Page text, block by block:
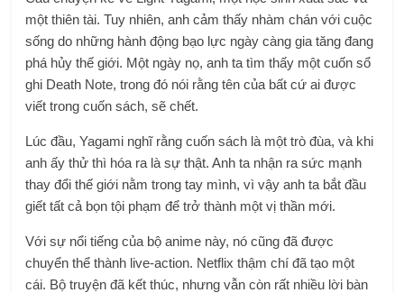
một thiên tài. Tuy nhiên, anh cảm thấy nhàm chán với cuộc
sống do những hành động bạo lực ngày càng gia tăng đang
phá hủy thế giới. Một ngày nọ, anh ta tìm thấy một cuốn sổ
ghi Death Note, trong đó nói rằng tên của bất cứ ai được
viết trong cuốn sách, sẽ chết.
Lúc đầu, Yagami nghĩ rằng cuốn sách là một trò đùa, và khi
anh ấy thử thì hóa ra là sự thật. Anh ta nhận ra sức mạnh
thay đổi thế giới nằm trong tay mình, vì vậy anh ta bắt đầu
giết tất cả bọn tội phạm để trở thành một vị thần mới.
Với sự nổi tiếng của bộ anime này, nó cũng đã được
chuyển thể thành live-action. Netflix thậm chí đã tạo một
cái. Bộ truyện đã kết thúc, nhưng vẫn còn rất nhiều lời bàn